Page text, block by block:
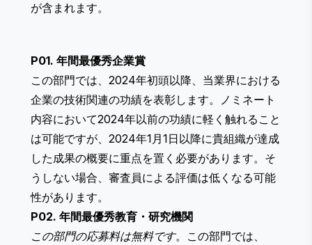
が含まれます。
P01. 年間最優秀企業賞
この部門では、2024年初頭以降、当業界における
企業の技術関連の功績を表彰します。ノミネート
内容において2024年以前の功績に軽く触れること
は可能ですが、2024年1月1日以降に貴組織が達成
した成果の概要に重点を置く必要があります。そ
うしない場合、審査員による評価は低くなる可能
性があります。
P02. 年間最優秀教育・研究機関
この部門の応募料は無料です。この部門では、